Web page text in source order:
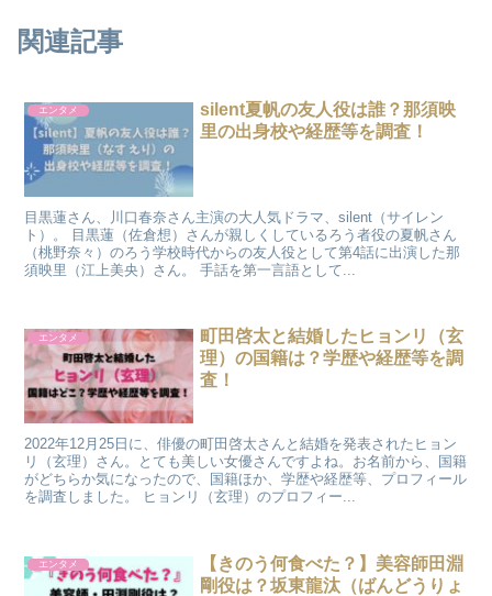
関連記事
エンタメ
silent夏帆の友人役は誰？那須映
里の出身校や経歴等を調査！
目黒蓮さん、川口春奈さん主演の大人気ドラマ、silent（サイレン
ト）。 目黒蓮（佐倉想）さんが親しくしているろう者役の夏帆さん
（桃野奈々）のろう学校時代からの友人役として第4話に出演した那
須映里（江上美央）さん。 手話を第一言語として...
エンタメ
町田啓太と結婚したヒョンリ（玄
理）の国籍は？学歴や経歴等を調
査！
2022年12月25日に、俳優の町田啓太さんと結婚を発表されたヒョン
リ（玄理）さん。とても美しい女優さんですよね。お名前から、国籍
がどちらか気になったので、国籍ほか、学歴や経歴等、プロフィール
を調査しました。 ヒョンリ（玄理）のプロフィー...
エンタメ
【きのう何食べた？】美容師田淵
剛役は？坂東龍汰（ばんどうりょ